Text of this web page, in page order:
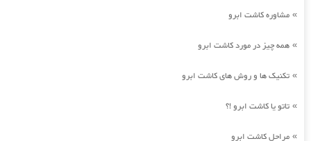
» مشاوره کاشت ابرو
» همه چیز در مورد کاشت ابرو
» تکنیک ها و روش های کاشت ابرو
» تاتو یا کاشت ابرو !؟
» مراحل کاشت ابرو